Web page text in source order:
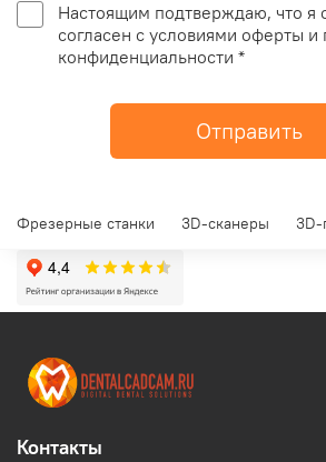
Настоящим подтверждаю, что я
согласен с условиями оферты и
конфиденциальности *
Отправить
Фрезерные станки 3D-сканеры
Контакты